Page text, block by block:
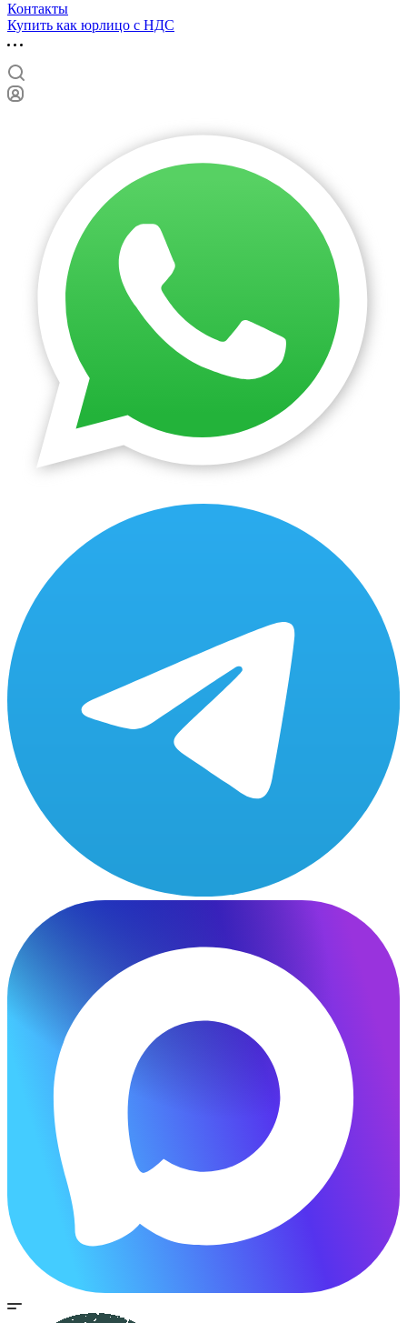
Контакты
Купить как юрлицо с НДС